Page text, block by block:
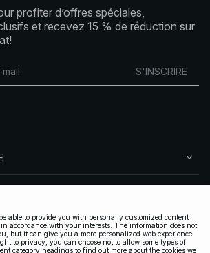
profiter d’offres spéciales,
et recevez 15 % de réduction sur
S'INSCRIRE